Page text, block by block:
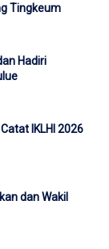
Tingkeum
Hadiri
IKLHI 2026
dan Wakil